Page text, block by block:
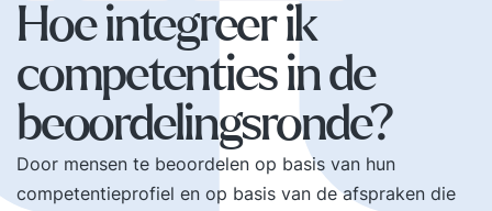
Hoe integreer ik
competenties in de
beoordelingsronde?
Door mensen te beoordelen op basis van hun
competentieprofiel en op basis van de afspraken die